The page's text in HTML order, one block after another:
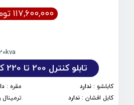
۱۱۷,۶۰۰,۰۰۰ تومان
تابلو کنترل 200 تا 220 کاوا با لوازم هیوندا
کابلشو : ندارد مقره :
کابل افشان : ندارد ترمینال